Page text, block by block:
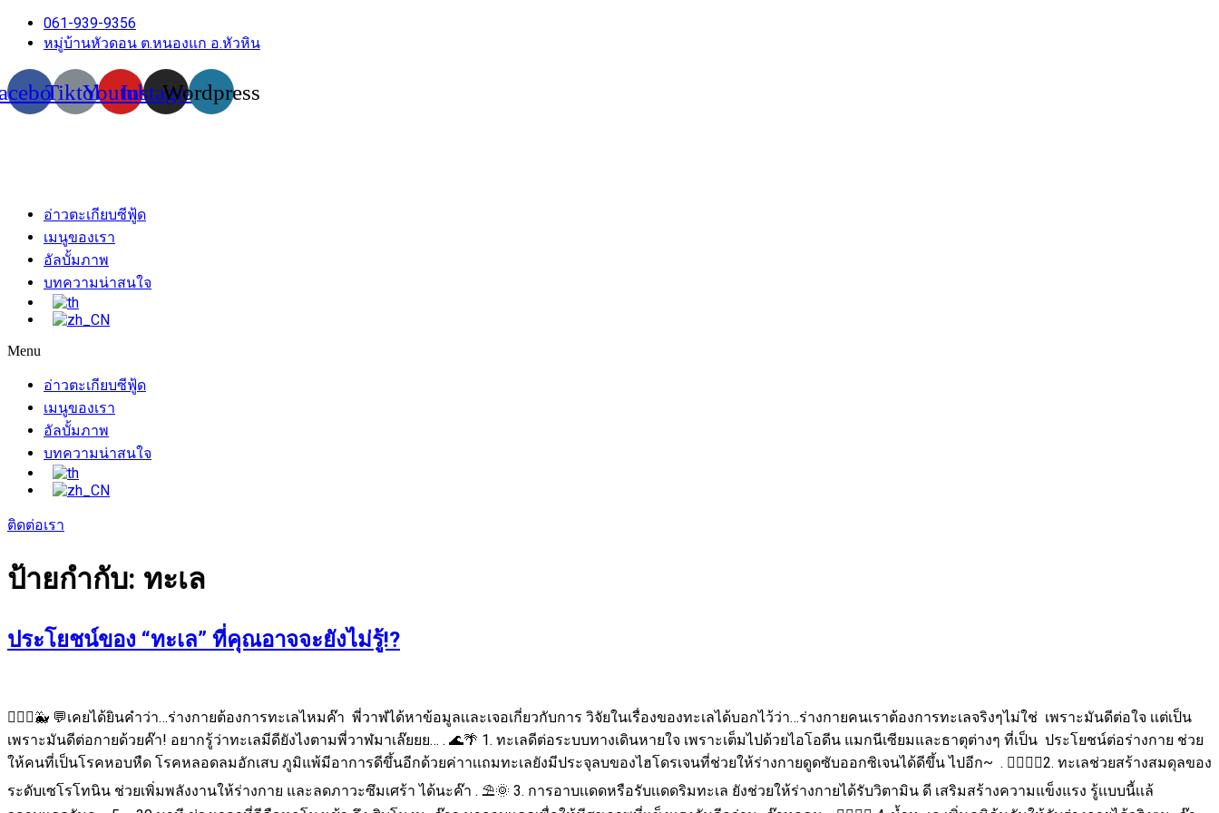
061-939-9356
หมู่บ้านหัวดอน ต.หนองแก อ.หัวหิน
TiktokYoutubeInstagram
Wordpress
อ่าวตะเกียบซีฟู้ด
เมนูของเรา
อัลบั้มภาพ
บทความน่าสนใจ
Menu
อ่าวตะเกียบซีฟู้ด
เมนูของเรา
อัลบั้มภาพ
บทความน่าสนใจ
ติดต่อเรา
ป้ายกำกับ: ทะเล
ประโยชน์ของ “ทะเล” ที่คุณอาจจะยังไม่รู้!?
🧏🏻‍♀🐳 💬เคยได้ยินคำว่า…ร่างกายต้องการทะเลไหมค๊า พี่วาฬได้หาข้อมูลเเละเจอเกี่ยวกับการ วิจัยในเรื่องของทะเลได้บอกไว้ว่า…ร่างกายคนเราต้องการทะเลจริงๆไม่ใช่ เพราะมันดีต่อใจ เเต่เป็น
เพราะมันดีต่อกายด้วยค๊า! อยากรู้ว่าทะเลมีดียังไงตามพี่วาฬมาเล๊ยยย… . 🌊🌴 1. ทะเลดีต่อระบบทางเดินหายใจ เพราะเต็มไปด้วยไอโอดีน แมกนีเซียมและธาตุต่างๆ ที่เป็น ประโยชน์ต่อร่างกาย ช่วย
ให้คนที่เป็นโรคหอบหืด โรคหลอดลมอักเสบ ภูมิแพ้มีอาการดีขึ้นอีกด้วยค่าาเเถมทะเลยังมีประจุลบของไฮโดรเจนที่ช่วยให้ร่างกายดูดซับออกซิเจนได้ดีขึ้น ไปอีก~ . 🧘‍🧘🏻‍♂️2. ทะเลช่วยสร้างสมดุลของ
ระดับเซโรโทนิน ช่วยเพิ่มพลังงานให้ร่างกาย และลดภาวะซึมเศร้า ได้นะค๊า . ⛱️🌞 3. การอาบเเดดหรือรับเเดดริมทะเล ยังช่วยให้ร่างกายได้รับวิตามิน ดี เสริมสร้างความแข็งแรง รู้เเบบนี้เเล้